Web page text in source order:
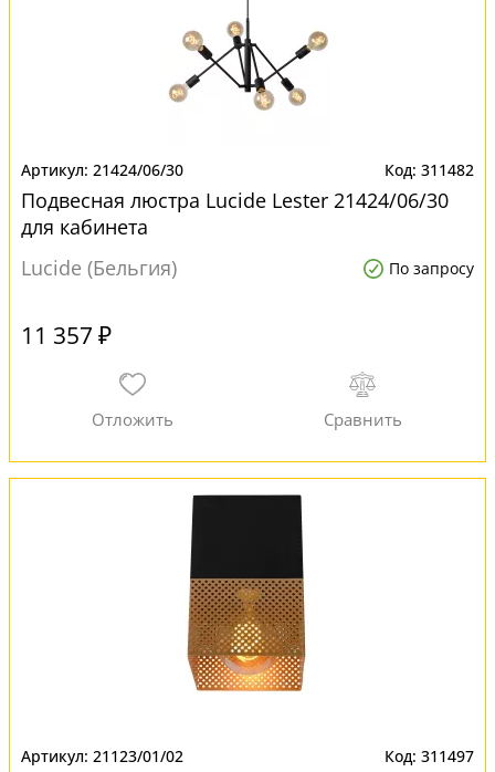
21424/06/30 311482
Подвесная люстра Lucide Lester 21424/06/30
для кабинета
Lucide (Бельгия)
По запросу
11 357 ₽
21123/01/02 311497